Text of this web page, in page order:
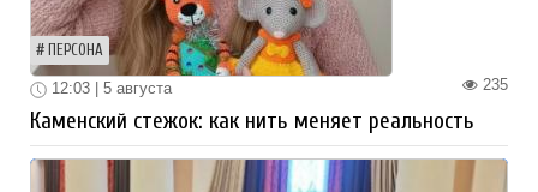
ПЕРСОНА
235
12:03 | 5 августа
Каменский стежок: как нить меняет реальность